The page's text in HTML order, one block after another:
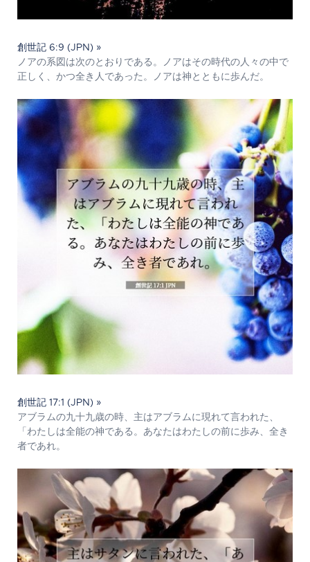
創世記 6:9 (JPN) »
ノアの系図は次のとおりである。ノアはその時代の人々の中で
正しく、かつ全き人であった。ノアは神とともに歩んだ。
創世記 17:1 (JPN) »
アブラムの九十九歳の時、主はアブラムに現れて言われた、
「わたしは全能の神である。あなたはわたしの前に歩み、全き
者であれ。